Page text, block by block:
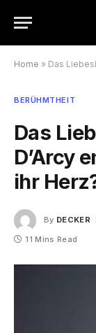
Home » Das
BERÜHMTHEIT
Das
D’Arcy
ihr
By DECKER
11 Mins Read